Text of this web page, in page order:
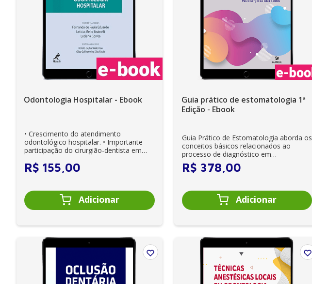
Odontologia Hospitalar - Ebook
• Crescimento do atendimento
odontológico hospitalar. • Importante
participação do cirurgião-dentista em
R$ 155 00
Guia prático de estomatologia 1ª
Edição - Ebook
Guia Prático de Estomatologia aborda os
conceitos básicos relacionados ao
processo de diagnóstico em
Estomatologia, além...
R$ 378 00